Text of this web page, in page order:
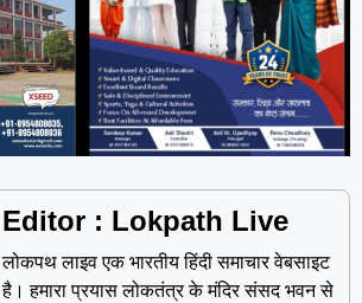
Editor : Lokpath Live
लोकपथ लाइव एक भारतीय हिंदी समाचार वेबसाइट
है। हमारा प्रयास लोकतंत्र के मंदिर संसद भवन से